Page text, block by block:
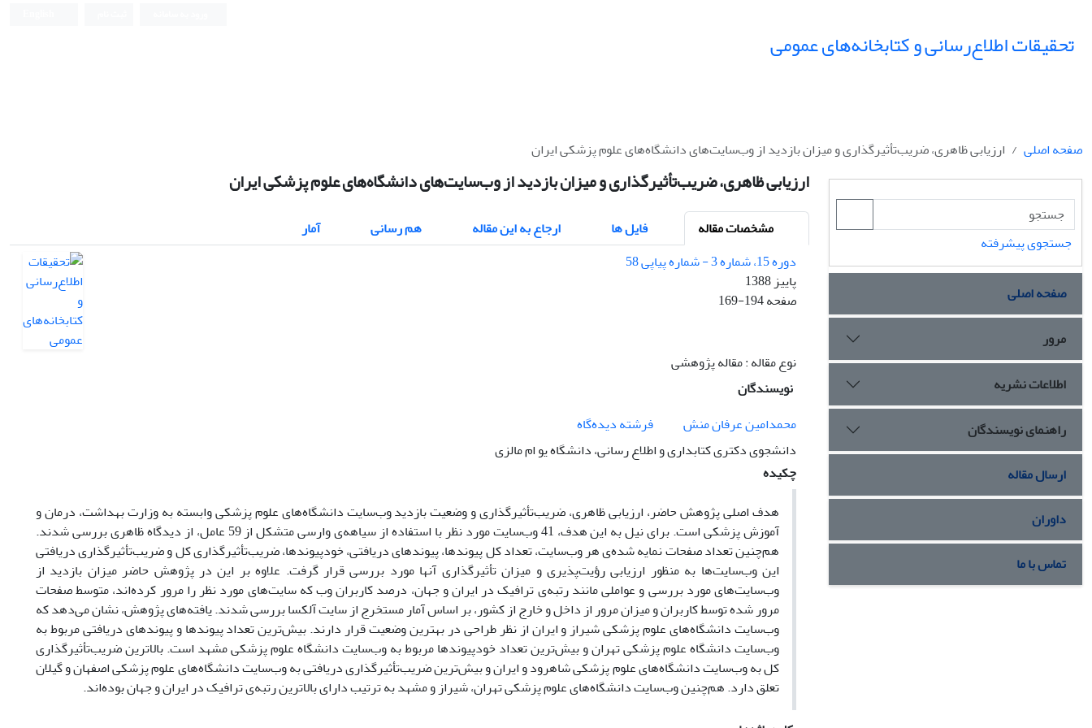
تحقیقات اطلاع‌رسانی و کتابخانه‌های عمومی
صفحه اصلی ارزیابی ظاهری، ضریب‌تأثیرگذاری و میزان بازدید از وب‌سایت‌های دانشگاه‌های علوم پزشکی ایران
ارزیابی ظاهری، ضریب‌تأثیرگذاری و میزان بازدید از وب‌سایت‌های دانشگاه‌های علوم پزشکی ایران
مشخصات مقاله فایل ها ارجاع به این مقاله هم رسانی
آمار
دوره 15، شماره 3 - شماره پیاپی 58
پاییز 1388
صفحه169-194
نوع مقاله : مقاله پژوهشی
نویسندگان
محمدامین عرفان منش
فرشته دیده‌گاه
دانشجوی دکتری کتابداری و اطلاع رسانی، دانشگاه یو ام مالزی
چکیده
هدف اصلی پژوهش حاضر، ارزیابی ظاهری، ضریب‌تأثیرگذاری و وضعیت بازدید وب‌سایت دانشگاه‌های علوم پزشکی وابسته به وزارت بهداشت، درمان و
آموزش پزشکی است. برای نیل به این هدف، 41 وب‌سایت مورد نظر با استفاده از سیاهه‌ی وارسی متشکل از 59 عامل، از دیدگاه ظاهری بررسی شدند.
هم‌چنین تعداد صفحات نمایه‌ شده‌ی هر وب‌سایت، تعداد کل پیوندها، پیوندهای دریافتی، خود‌پیوندها، ضریب‌تأثیرگذاری کل و ضریب‌تأثیرگذاری دریافتی
این وب‌سایت‌ها به منظور ارزیابی رؤیت‌پذیری و میزان تأثیرگذاری آنها مورد بررسی قرار گرفت. علاوه بر این در پژوهش حاضر میزان بازدید از
وب‌سایت‌های مورد بررسی و عواملی مانند رتبه‌ی ترافیک در ایران و جهان، درصد کاربران وب که سایت‌های مورد نظر را مرور کرده‌اند، متوسط صفحات
مرور شده توسط کاربران و میزان مرور از داخل و خارج از کشور، بر اساس آمار مستخرج از سایت آلکسا بررسی شدند. یافته‌های پژوهش، نشان می‌دهد که
وب‌سایت دانشگاه‌های علوم پزشکی شیراز و ایران از نظر طراحی در بهترین وضعیت قرار دارند. بیش‌ترین تعداد پیوندها و پیوندهای دریافتی مربوط به
وب‌سایت دانشگاه علوم پزشکی تهران و بیش‌ترین تعداد خودپیوندها مربوط به وب‌سایت دانشگاه علوم پزشکی مشهد است. بالاترین ضریب‌تأثیرگذاری
کل به وب‌سایت دانشگاه‌های علوم پزشکی شاهرود و ایران و بیش‌ترین ضریب‌تأثیرگذاری دریافتی به وب‌سایت دانشگاه‌های علوم پزشکی اصفهان و گیلان
تعلق دارد. هم‌چنین وب‌سایت دانشگاه‌های علوم پزشکی تهران، شیراز و مشهد به ترتیب دارای بالاترین رتبه‌ی ترافیک در ایران و جهان بوده‌اند.
جستجوی پیشرفته
صفحه اصلی
مرور
اطلاعات نشریه
راهنمای نویسندگان
ارسال مقاله
داوران
تماس با ما